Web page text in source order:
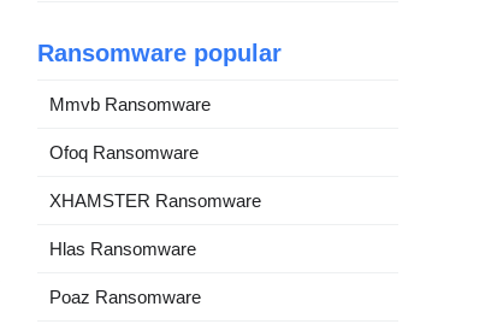
Ransomware popular
Mmvb Ransomware
Ofoq Ransomware
XHAMSTER Ransomware
Hlas Ransomware
Poaz Ransomware